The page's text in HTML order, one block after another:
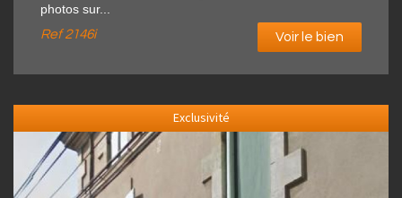
photos sur...
Ref2146i Voir le bien
Exclusivité